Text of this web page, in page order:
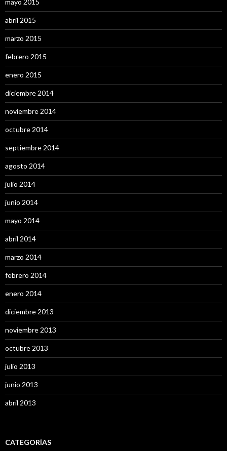
mayo 2015
abril 2015
marzo 2015
febrero 2015
enero 2015
diciembre 2014
noviembre 2014
octubre 2014
septiembre 2014
agosto 2014
julio 2014
junio 2014
mayo 2014
abril 2014
marzo 2014
febrero 2014
enero 2014
diciembre 2013
noviembre 2013
octubre 2013
julio 2013
junio 2013
abril 2013
CATEGORÍAS